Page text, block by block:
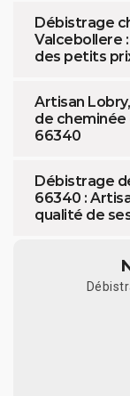
Débistrage
Valcebollere
des petits
Artisan
de
66340
Débistrage
66340 :
qualité de